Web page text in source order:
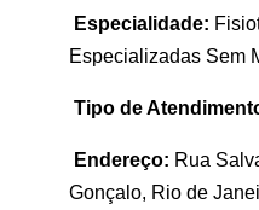
Especialidade:
Especializadas Sem
Tipo de
Endereço: Rua
Gonçalo, Rio de